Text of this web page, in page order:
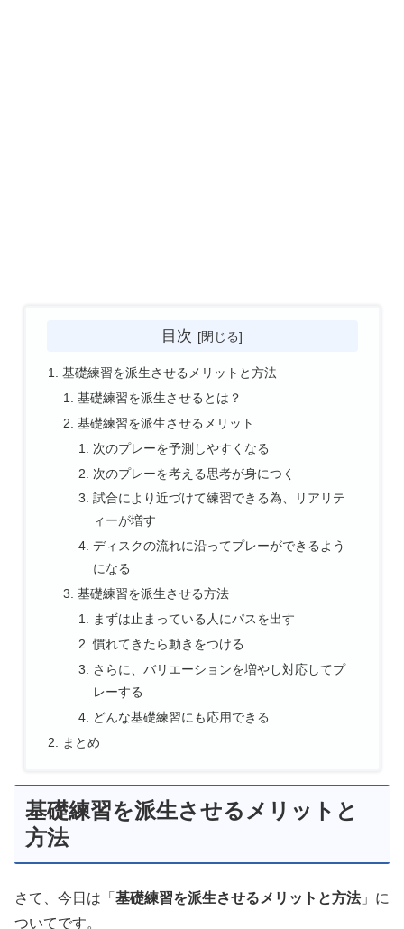
目次
基礎練習を派生させるメリットと方法
基礎練習を派生させるとは？
基礎練習を派生させるメリット
次のプレーを予測しやすくなる
次のプレーを考える思考が身につく
試合により近づけて練習できる為、リアリテ
ィーが増す
ディスクの流れに沿ってプレーができるよう
になる
基礎練習を派生させる方法
まずは止まっている人にパスを出す
慣れてきたら動きをつける
さらに、バリエーションを増やし対応してプ
レーする
どんな基礎練習にも応用できる
まとめ
基礎練習を派生させるメリットと
方法
さて、今日は「 基礎練習を派生させるメリットと方法」に
ついてです。